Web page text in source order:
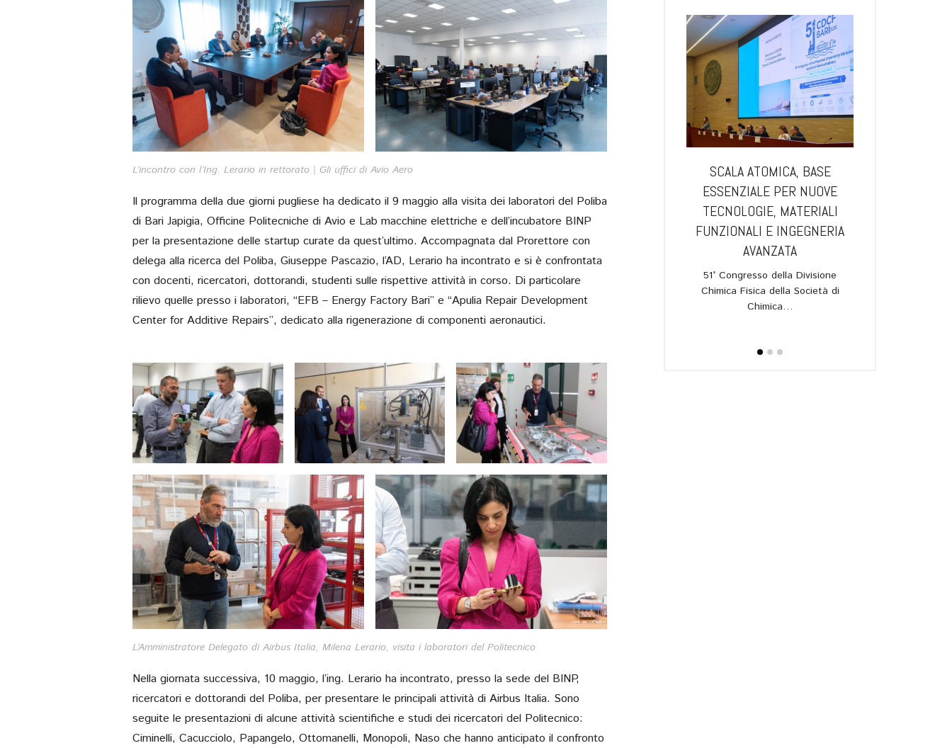
L’incontro con l’Ing. Lerario in rettorato | Gli uffici di Avio Aero
Il programma della due giorni pugliese ha dedicato il 9 maggio alla visita dei laboratori del Poliba
di Bari Japigia, Officine Politecniche di Avio e Lab macchine elettriche e dell’incubatore BINP
per la presentazione delle startup curate da quest’ultimo. Accompagnata dal Prorettore con
delega alla ricerca del Poliba, Giuseppe Pascazio, l’AD, Lerario ha incontrato e si è confrontata
con docenti, ricercatori, dottorandi, studenti sulle rispettive attività in corso. Di particolare
rilievo quelle presso i laboratori, “EFB – Energy Factory Bari” e “Apulia Repair Development
Center for Additive Repairs”, dedicato alla rigenerazione di componenti aeronautici.
L’Amministratore Delegato di Airbus Italia, Milena Lerario, visita i laboratori del Politecnico
Nella giornata successiva, 10 maggio, l’ing. Lerario ha incontrato, presso la sede del BINP,
ricercatori e dottorandi del Poliba, per presentare le principali attività di Airbus Italia. Sono
seguite le presentazioni di alcune attività scientifiche e studi dei ricercatori del Politecnico:
Ciminelli, Cacucciolo, Papangelo, Ottomanelli, Monopoli, Naso che hanno anticipato il confronto
MICROSCOPIO INFRAROSSO
LASER A CASCATA QUANTICA,
PER APPLICAZIONI
BIOMEDICALI
Workshop. E’ stato installato nel
laboratorio PolySense, Dipartimento
SCALA ATOMICA, BASE
ESSENZIALE PER NUOVE
TECNOLOGIE, MATERIALI
FUNZIONALI E INGEGNERIA
AVANZATA
51° Congresso della Divisione
Chimica Fisica della Società di
Chimica…